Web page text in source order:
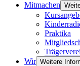
Mitmachen
Praktika
Wir Weitere